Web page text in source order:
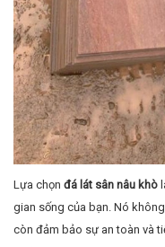
Lựa chọn đá lát sân nâu khò
gian sống của bạn. Nó
còn đảm bảo sự an toàn và